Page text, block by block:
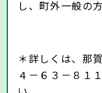
し、町外一般の
＊詳しくは、那
４－６３－８１